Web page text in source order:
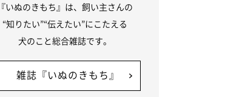
『いぬのきもち』は、飼い主さんの
“知りたい”“伝えたい”にこたえる
犬のこと総合雑誌です。
雑誌『いぬのきもち』